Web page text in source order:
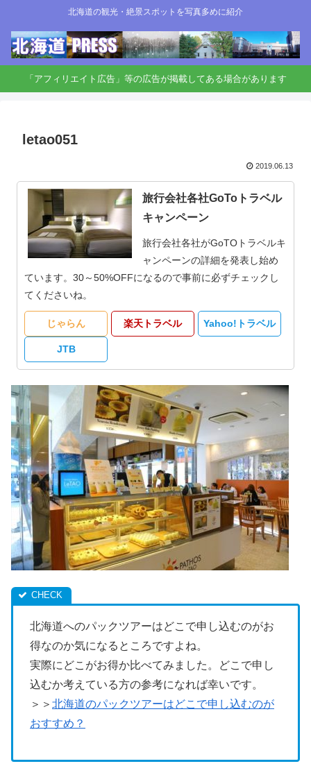
北海道の観光・絶景スポットを写真多めに紹介
「アフィリエイト広告」等の広告が掲載してある場合があります
letao051
2019.06.13
旅行会社各社GoToトラベル
キャンペーン
旅行会社各社がGoTOトラベルキ
ャンペーンの詳細を発表し始め
ています。30～50%OFFになるので事前に必ずチェックし
てくださいね。
じゃらん 楽天トラベル Yahoo!トラベル
JTB
北海道へのパックツアーはどこで申し込むのがお
得なのか気になるところですよね。
実際にどこがお得か比べてみました。どこで申し
込むか考えている方の参考になれば幸いです。
＞＞ 北海道のパックツアーはどこで申し込むのが
おすすめ？